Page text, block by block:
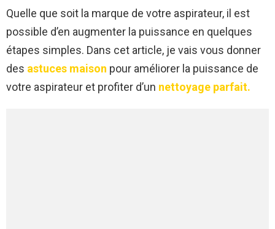
Quelle que soit la marque de votre aspirateur, il est
possible d’en augmenter la puissance en quelques
étapes simples. Dans cet article, je vais vous donner
des astuces maison pour améliorer la puissance de
votre aspirateur et profiter d’un nettoyage parfait.